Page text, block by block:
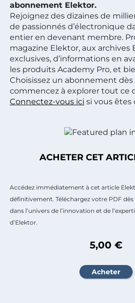
abonnement Elektor.
Rejoignez des dizaines de
de passionnés d’électronique
entier en devenant membre.
magazine Elektor, aux archives
exclusives, d’informations en
les produits Academy Pro, et
Choisissez un abonnement dès
commencez à explorer tout ce
Connectez-vous ici si vous êtes
ACHETER CET
Accédez immédiatement à cet article
définitivement. Téléchargez votre PDF
dans l’univers de l’innovation et de
d’Elektor.
5,00 €